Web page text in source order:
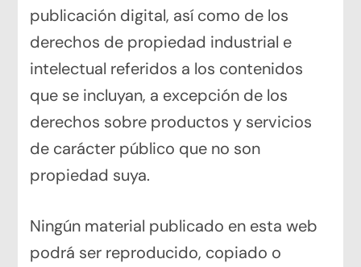
publicación digital, así como de los
derechos de propiedad industrial e
intelectual referidos a los contenidos
que se incluyan, a excepción de los
derechos sobre productos y servicios
de carácter público que no son
propiedad suya.
Ningún material publicado en esta web
podrá ser reproducido, copiado o